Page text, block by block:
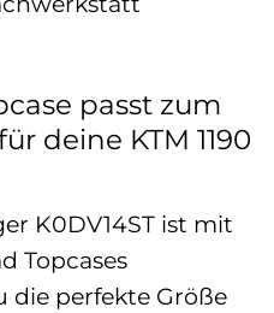
passt zum
deine KTM 1190
K0DV14ST ist mit
Topcases
die perfekte Größe